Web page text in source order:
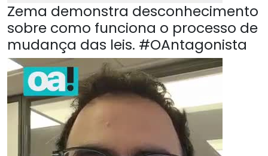
Zema demonstra desconhecimento
sobre como funciona o processo de
mudança das leis. #OAntagonista